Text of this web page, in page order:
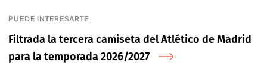
PUEDE INTERESARTE
Filtrada la tercera camiseta del Atlético de Madrid
para la temporada 2026/2027